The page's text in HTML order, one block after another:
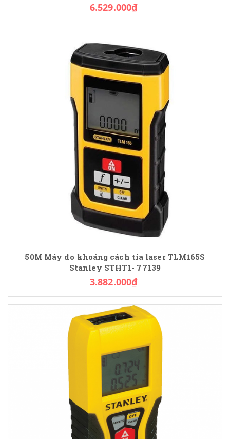
6.529.000₫
50M Máy đo khoảng cách tia laser TLM165S
Stanley STHT1- 77139
3.882.000₫